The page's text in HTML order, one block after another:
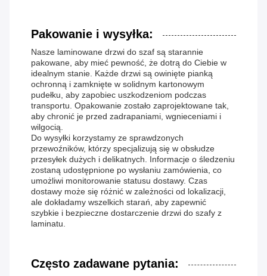
Pakowanie i wysyłka:
Nasze laminowane drzwi do szaf są starannie
pakowane, aby mieć pewność, że dotrą do Ciebie w
idealnym stanie. Każde drzwi są owinięte pianką
ochronną i zamknięte w solidnym kartonowym
pudełku, aby zapobiec uszkodzeniom podczas
transportu. Opakowanie zostało zaprojektowane tak,
aby chronić je przed zadrapaniami, wgnieceniami i
wilgocią.
Do wysyłki korzystamy ze sprawdzonych
przewoźników, którzy specjalizują się w obsłudze
przesyłek dużych i delikatnych. Informacje o śledzeniu
zostaną udostępnione po wysłaniu zamówienia, co
umożliwi monitorowanie statusu dostawy. Czas
dostawy może się różnić w zależności od lokalizacji,
ale dokładamy wszelkich starań, aby zapewnić
szybkie i bezpieczne dostarczenie drzwi do szafy z
laminatu.
Często zadawane pytania: